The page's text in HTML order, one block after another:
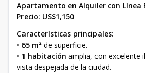
Apartamento en Alquiler con Línea
Precio: US$1,150
Características principales:
• 65 m² de superficie.
• 1 habitación amplia, con excelente
vista despejada de la ciudad.